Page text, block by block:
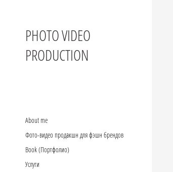
PHOTO VIDEO
PRODUCTION
Аbout me
Фото-видео продакшн для фэшн брендов
Book (Портфолио)
Услуги